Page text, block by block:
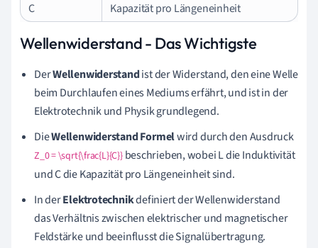
C
Kapazität pro Längeneinheit
Wellenwiderstand - Das Wichtigste
DerWellenwiderstandist der Widerstand, den eine Welle
beim Durchlaufen eines Mediums erfährt, und ist in der
Elektrotechnik und Physik grundlegend.
DieWellenwiderstand Formelwird durch den Ausdruck
Z_0 = \sqrt{\frac{L}{C}}beschrieben, wobei L die Induktivität
und C die Kapazität pro Längeneinheit sind.
In derElektrotechnikdefiniert der Wellenwiderstand
das Verhältnis zwischen elektrischer und magnetischer
Feldstärke und beeinflusst die Signalübertragung.